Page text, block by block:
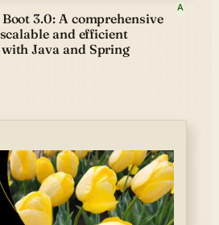
3.0: A comprehensive
and efficient
Java and Spring
A